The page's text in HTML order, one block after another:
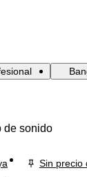
de sonido
Sin precio